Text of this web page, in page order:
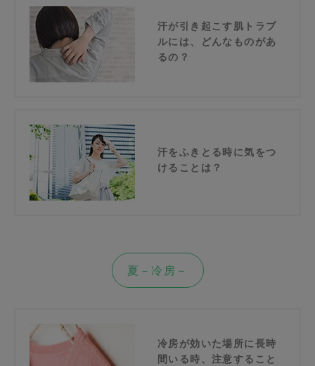
汗が引き起こす肌トラブ
ルには、どんなものがあ
るの？
汗をふきとる時に気をつ
けることは？
夏－冷房－
冷房が効いた場所に長時
間いる時、注意すること